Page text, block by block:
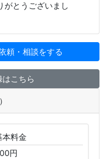
がとうございまし
頼・相談をする
こちら
本料金
円